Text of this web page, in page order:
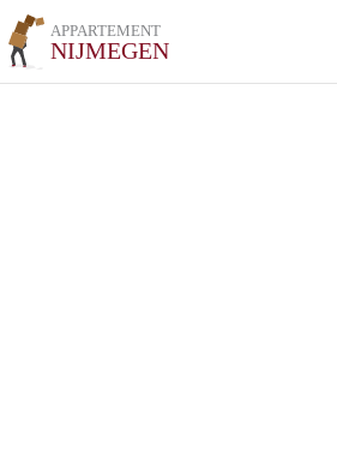
APPARTEMENT
NIJMEGEN